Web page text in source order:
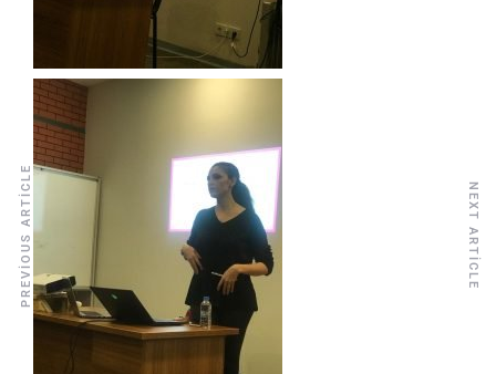
PREVIOUS ARTICLE NEXT ARTICLE